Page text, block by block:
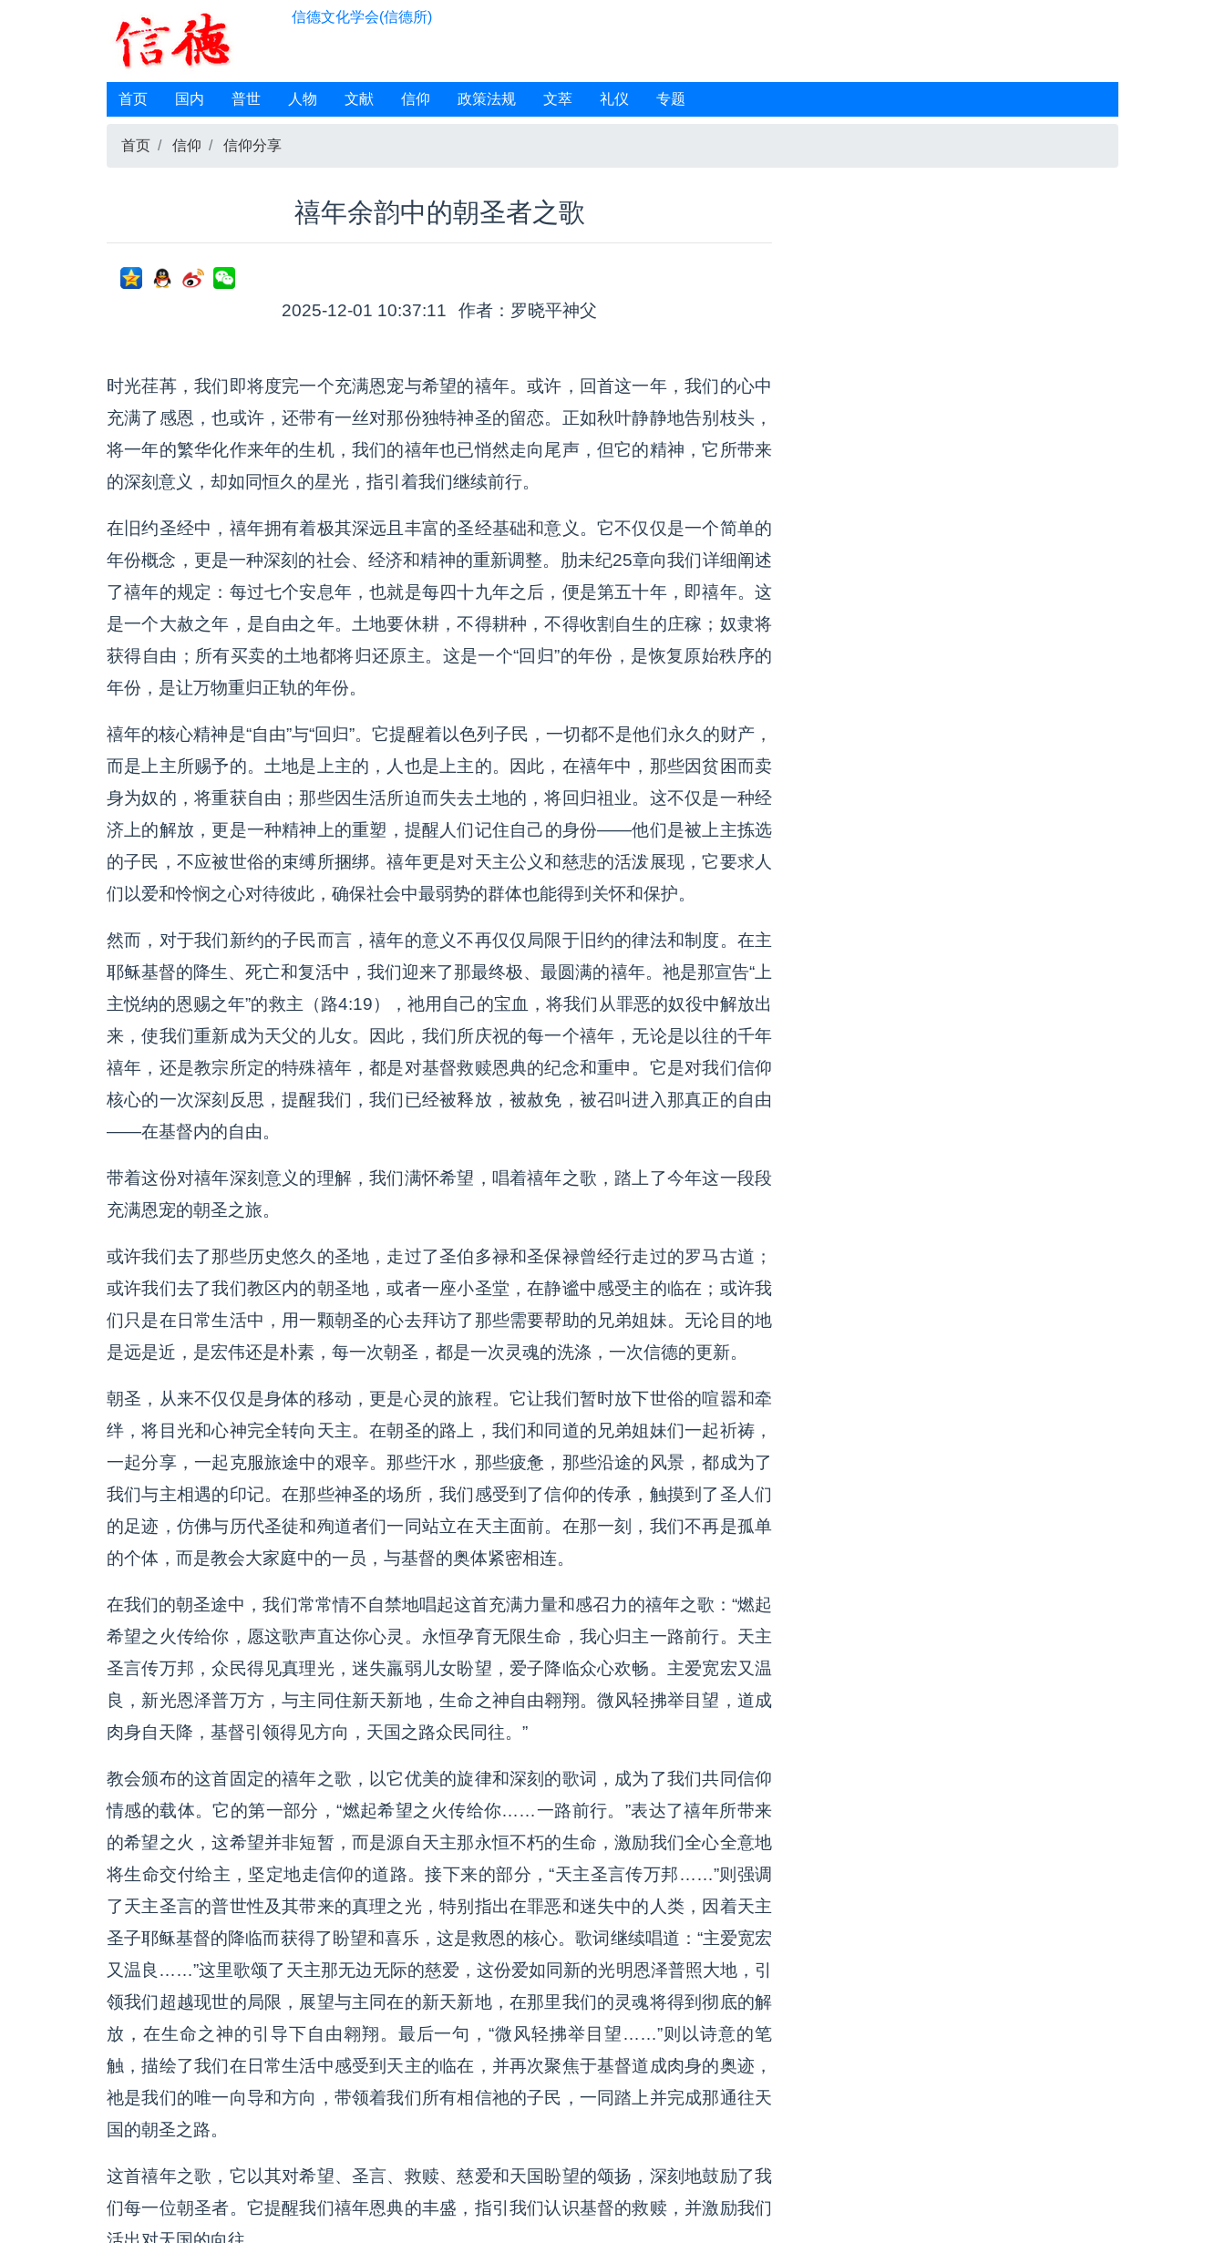
信德文化学会(信德所)
首页 国内 普世 人物 文献 信仰 政策法规 文萃 礼仪 专题
首页 信仰 信仰分享
禧年余韵中的朝圣者之歌
2025-12-01 10:37:11 作者：罗晓平神父
时光荏苒，我们即将度完一个充满恩宠与希望的禧年。或许，回首这一年，我们的心中
充满了感恩，也或许，还带有一丝对那份独特神圣的留恋。正如秋叶静静地告别枝头，
将一年的繁华化作来年的生机，我们的禧年也已悄然走向尾声，但它的精神，它所带来
的深刻意义，却如同恒久的星光，指引着我们继续前行。
在旧约圣经中，禧年拥有着极其深远且丰富的圣经基础和意义。它不仅仅是一个简单的
年份概念，更是一种深刻的社会、经济和精神的重新调整。肋未纪25章向我们详细阐述
了禧年的规定：每过七个安息年，也就是每四十九年之后，便是第五十年，即禧年。这
是一个大赦之年，是自由之年。土地要休耕，不得耕种，不得收割自生的庄稼；奴隶将
获得自由；所有买卖的土地都将归还原主。这是一个“回归”的年份，是恢复原始秩序的
年份，是让万物重归正轨的年份。
禧年的核心精神是“自由”与“回归”。它提醒着以色列子民，一切都不是他们永久的财产，
而是上主所赐予的。土地是上主的，人也是上主的。因此，在禧年中，那些因贫困而卖
身为奴的，将重获自由；那些因生活所迫而失去土地的，将回归祖业。这不仅是一种经
济上的解放，更是一种精神上的重塑，提醒人们记住自己的身份——他们是被上主拣选
的子民，不应被世俗的束缚所捆绑。禧年更是对天主公义和慈悲的活泼展现，它要求人
们以爱和怜悯之心对待彼此，确保社会中最弱势的群体也能得到关怀和保护。
然而，对于我们新约的子民而言，禧年的意义不再仅仅局限于旧约的律法和制度。在主
耶稣基督的降生、死亡和复活中，我们迎来了那最终极、最圆满的禧年。祂是那宣告“上
主悦纳的恩赐之年”的救主（路4:19），祂用自己的宝血，将我们从罪恶的奴役中解放出
来，使我们重新成为天父的儿女。因此，我们所庆祝的每一个禧年，无论是以往的千年
禧年，还是教宗所定的特殊禧年，都是对基督救赎恩典的纪念和重申。它是对我们信仰
核心的一次深刻反思，提醒我们，我们已经被释放，被赦免，被召叫进入那真正的自由
——在基督内的自由。
带着这份对禧年深刻意义的理解，我们满怀希望，唱着禧年之歌，踏上了今年这一段段
充满恩宠的朝圣之旅。
或许我们去了那些历史悠久的圣地，走过了圣伯多禄和圣保禄曾经行走过的罗马古道；
或许我们去了我们教区内的朝圣地，或者一座小圣堂，在静谧中感受主的临在；或许我
们只是在日常生活中，用一颗朝圣的心去拜访了那些需要帮助的兄弟姐妹。无论目的地
是远是近，是宏伟还是朴素，每一次朝圣，都是一次灵魂的洗涤，一次信德的更新。
朝圣，从来不仅仅是身体的移动，更是心灵的旅程。它让我们暂时放下世俗的喧嚣和牵
绊，将目光和心神完全转向天主。在朝圣的路上，我们和同道的兄弟姐妹们一起祈祷，
一起分享，一起克服旅途中的艰辛。那些汗水，那些疲惫，那些沿途的风景，都成为了
我们与主相遇的印记。在那些神圣的场所，我们感受到了信仰的传承，触摸到了圣人们
的足迹，仿佛与历代圣徒和殉道者们一同站立在天主面前。在那一刻，我们不再是孤单
的个体，而是教会大家庭中的一员，与基督的奥体紧密相连。
在我们的朝圣途中，我们常常情不自禁地唱起这首充满力量和感召力的禧年之歌：“燃起
希望之火传给你，愿这歌声直达你心灵。永恒孕育无限生命，我心归主一路前行。天主
圣言传万邦，众民得见真理光，迷失羸弱儿女盼望，爱子降临众心欢畅。主爱宽宏又温
良，新光恩泽普万方，与主同住新天新地，生命之神自由翱翔。微风轻拂举目望，道成
肉身自天降，基督引领得见方向，天国之路众民同往。”
教会颁布的这首固定的禧年之歌，以它优美的旋律和深刻的歌词，成为了我们共同信仰
情感的载体。它的第一部分，“燃起希望之火传给你……一路前行。”表达了禧年所带来
的希望之火，这希望并非短暂，而是源自天主那永恒不朽的生命，激励我们全心全意地
将生命交付给主，坚定地走信仰的道路。接下来的部分，“天主圣言传万邦……”则强调
了天主圣言的普世性及其带来的真理之光，特别指出在罪恶和迷失中的人类，因着天主
圣子耶稣基督的降临而获得了盼望和喜乐，这是救恩的核心。歌词继续唱道：“主爱宽宏
又温良……”这里歌颂了天主那无边无际的慈爱，这份爱如同新的光明恩泽普照大地，引
领我们超越现世的局限，展望与主同在的新天新地，在那里我们的灵魂将得到彻底的解
放，在生命之神的引导下自由翱翔。最后一句，“微风轻拂举目望……”则以诗意的笔
触，描绘了我们在日常生活中感受到天主的临在，并再次聚焦于基督道成肉身的奥迹，
祂是我们的唯一向导和方向，带领着我们所有相信祂的子民，一同踏上并完成那通往天
国的朝圣之路。
这首禧年之歌，它以其对希望、圣言、救赎、慈爱和天国盼望的颂扬，深刻地鼓励了我
们每一位朝圣者。它提醒我们禧年恩典的丰盛，指引我们认识基督的救赎，并激励我们